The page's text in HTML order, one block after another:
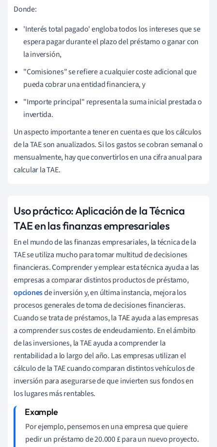
Donde:
'Interés total pagado' engloba todos los intereses que se
espera pagar durante el plazo del préstamo o ganar con
la inversión,
"Comisiones" se refiere a cualquier coste adicional que
pueda cobrar una entidad financiera, y
"Importe principal" representa la suma inicial prestada o
invertida.
Un aspecto importante a tener en cuenta es que los cálculos
de la TAE son anualizados. Si los gastos se cobran semanal o
mensualmente, hay que convertirlos en una cifra anual para
calcular la TAE.
Uso práctico: Aplicación de la Técnica
TAE en las finanzas empresariales
En el mundo de las finanzas empresariales, la técnica de la
TAE se utiliza mucho para tomar multitud de decisiones
financieras. Comprender y emplear esta técnica ayuda a las
empresas a comparar distintos productos de préstamo,
opcionesde inversión y, en última instancia, mejora los
procesos generales de toma de decisiones financieras.
Cuando se trata de préstamos, la TAE ayuda a las empresas
a comprender sus costes de endeudamiento. En el ámbito
de las inversiones, la TAE ayuda a comprender la
rentabilidad a lo largo del año. Las empresas utilizan el
cálculo de la TAE cuando comparan distintos vehículos de
inversión para asegurarse de que invierten sus fondos en
los lugares más rentables.
Por ejemplo, pensemos en una empresa que quiere
pedir un préstamo de 20.000 £ para un nuevo proyecto.